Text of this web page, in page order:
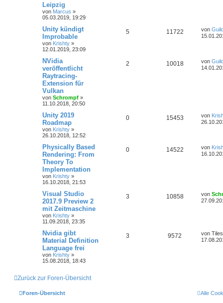
Leipzig
von Marcus »
05.03.2019, 19:29
Unity kündigt
Improbable
von Krishty »
12.01.2019, 23:09
5 11722 von
NVidia
veröffentlicht
Raytracing-
Extension für
Vulkan
von Schrompf »
11.10.2018, 20:50
2 10018 von
Unity 2019
Roadmap
von Krishty »
26.10.2018, 12:52
0 15453 von
Physically Based
Rendering: From
Theory To
Implementation
von Krishty »
16.10.2018, 21:53
0 14522 von
Visual Studio
2017.9 Preview 2
mit Zeitmaschine
von Krishty »
11.09.2018, 23:35
3 10858 von
Nvidia gibt
Material Definition
Language frei
von Krishty »
15.08.2018, 18:43
3 9572 von Tiles
Zurück zur Foren-Übersicht
Foren-Übersicht Alle